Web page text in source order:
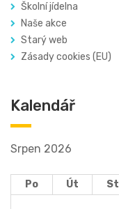
Školní jídelna
Naše akce
Starý web
Zásady cookies (EU)
Kalendář
Srpen 2026
Po Út St